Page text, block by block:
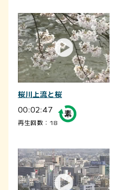
桜川上流と桜
00:02:47
再生回数：18